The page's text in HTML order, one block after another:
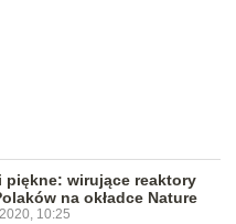
piękne: wirujące reaktory
na okładce Nature
10:25